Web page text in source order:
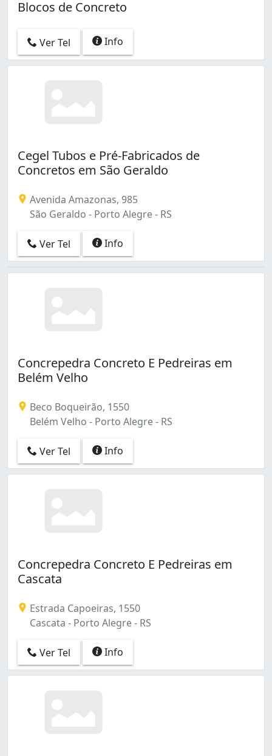
Blocos de Concreto
Ver Tel Info
Cegel Tubos e Pré-Fabricados de
Concretos em São Geraldo
Avenida Amazonas, 985
São Geraldo - Porto Alegre - RS
Ver Tel Info
Concrepedra Concreto E Pedreiras em
Belém Velho
Beco Boqueirão, 1550
Belém Velho - Porto Alegre - RS
Ver Tel Info
Concrepedra Concreto E Pedreiras em
Cascata
Estrada Capoeiras, 1550
Cascata - Porto Alegre - RS
Ver Tel Info